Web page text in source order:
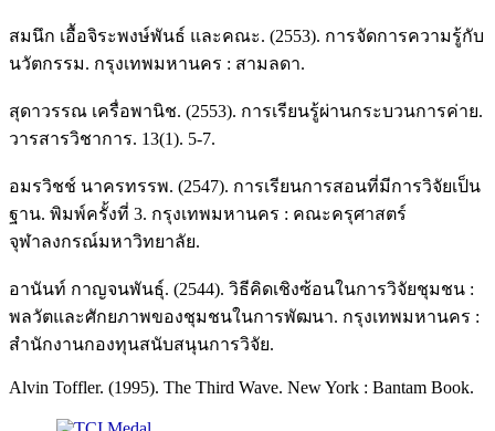
สมนึก เอื้อจิระพงษ์พันธ์ และคณะ. (2553). การจัดการความรู้กับ
นวัตกรรม. กรุงเทพมหานคร : สามลดา.
สุดาวรรณ เครื่อพานิช. (2553). การเรียนรู้ผ่านกระบวนการค่าย.
วารสารวิชาการ. 13(1). 5-7.
อมรวิชช์ นาครทรรพ. (2547). การเรียนการสอนที่มีการวิจัยเป็น
ฐาน. พิมพ์ครั้งที่ 3. กรุงเทพมหานคร : คณะครุศาสตร์
จุฬาลงกรณ์มหาวิทยาลัย.
อานันท์ กาญจนพันธุ์. (2544). วิธีคิดเชิงซ้อนในการวิจัยชุมชน :
พลวัตและศักยภาพของชุมชนในการพัฒนา. กรุงเทพมหานคร :
สำนักงานกองทุนสนับสนุนการวิจัย.
Alvin Toffler. (1995). The Third Wave. New York : Bantam Book.